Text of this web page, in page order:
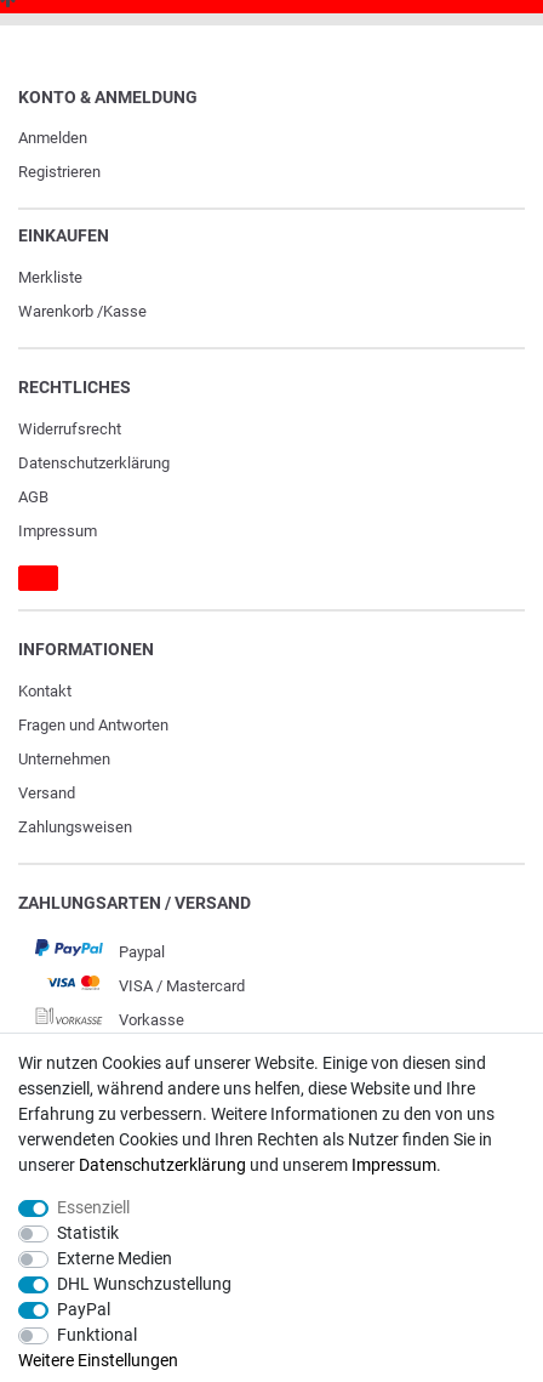
KONTO & ANMELDUNG
Anmelden
Registrieren
EINKAUFEN
Merkliste
Warenkorb /Kasse
RECHTLICHES
Widerrufs­recht
Daten­schutz­erklärung
AGB
Impressum
INFORMATIONEN
Kontakt
Fragen und Antworten
Unternehmen
Versand
Zahlungsweisen
ZAHLUNGSARTEN / VERSAND
Paypal
VISA / Mastercard
Vorkasse
DHL
Deutsche Post
Bei Fragen wenden Sie sich direkt an unser Service-Team.
info@rasentraktoren-motoren.de
MA-Versand GmbH, 53925 Kall, In der Laach 1-3
Wir nutzen Cookies auf unserer Website. Einige von diesen sind
essenziell, während andere uns helfen, diese Website und Ihre
Erfahrung zu verbessern. Weitere Informationen zu den von uns
verwendeten Cookies und Ihren Rechten als Nutzer finden Sie in
unserer Daten­schutz­erklärung und unserem Impressum.
Essenziell
Statistik
Externe Medien
DHL Wunschzustellung
PayPal
Funktional
Weitere Einstellungen